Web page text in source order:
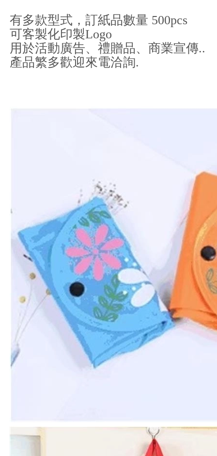
有多款型式，訂紙品數量 500pcs
可客製化印製Logo
用於活動廣告、禮贈品、商業宣傳..
產品繁多歡迎來電洽詢.